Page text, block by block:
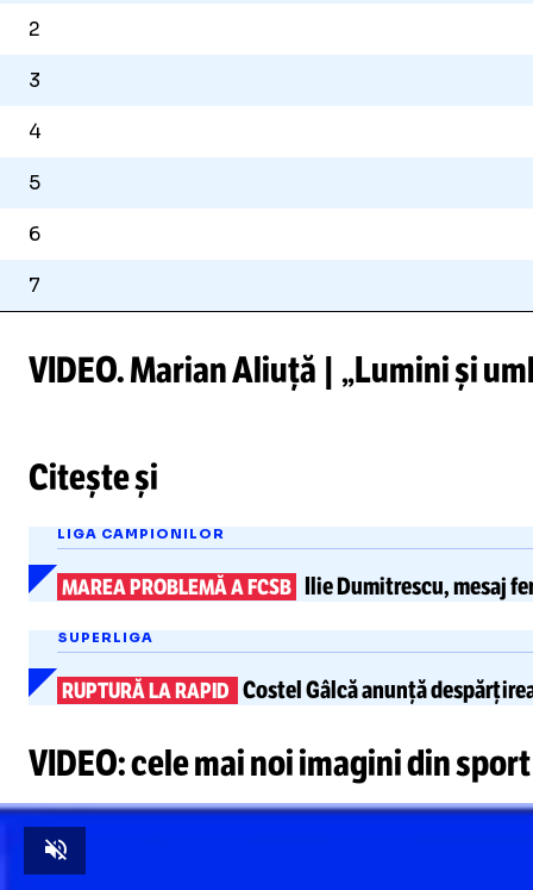
2
3
4
5
6
7
VIDEO. Marian Aliuță | „Lumini și
Citește și
LIGA CAMPIONILOR
MAREA PROBLEMĂ A FCSB Ilie Dumitrescu, mesaj
SUPERLIGA
RUPTURĂ LA RAPID Costel Gâlcă anunță
VIDEO: cele mai noi imagini din sport
Unmute